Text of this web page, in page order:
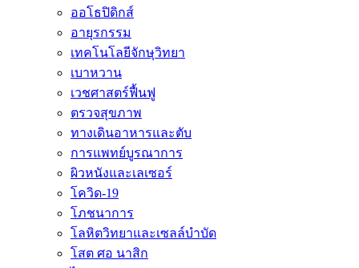
ออโธปิดิกส์
อายุรกรรม
เทคโนโลยีจักษุวิทยา
เบาหวาน
เวชศาสตร์ฟื้นฟู
ตรวจสุขภาพ
ทางเดินอาหารและตับ
การแพทย์บูรณาการ
ผิวหนังและเลเซอร์
โควิด-19
โภชนาการ
โลหิตวิทยาและเซลล์บำบัด
โสต ศอ นาสิก